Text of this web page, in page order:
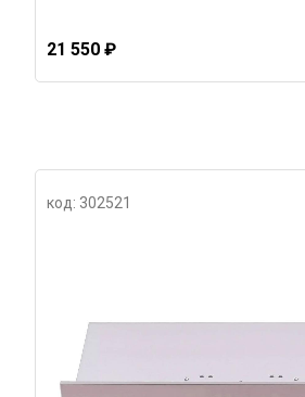
21 550 ₽
код: 302521